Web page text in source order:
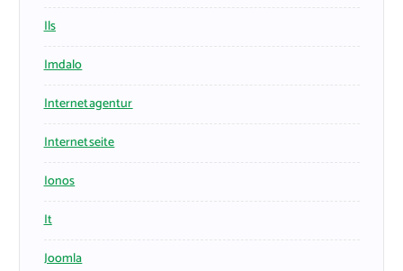
Ils
Imdalo
Internetagentur
Internetseite
Ionos
It
Joomla